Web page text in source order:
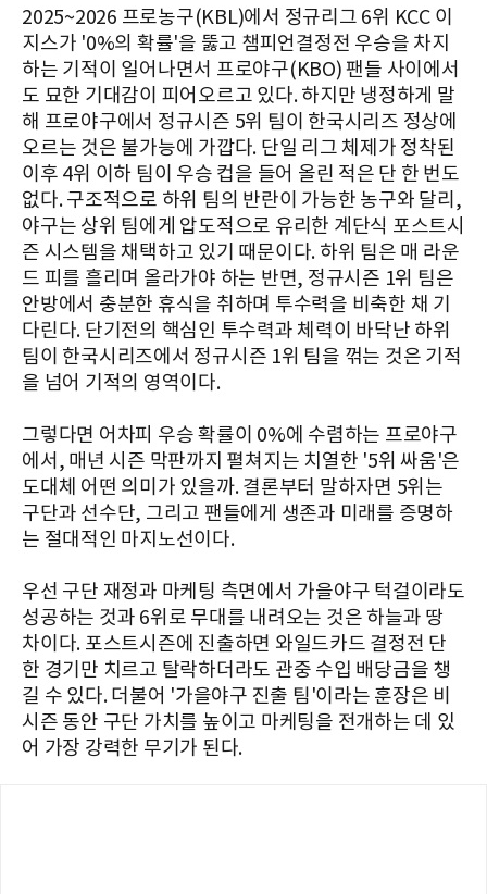
2025~2026 프로농구(KBL)에서 정규리그 6위 KCC 이
지스가 '0%의 확률'을 뚫고 챔피언결정전 우승을 차지
하는 기적이 일어나면서 프로야구(KBO) 팬들 사이에서
도 묘한 기대감이 피어오르고 있다. 하지만 냉정하게 말
해 프로야구에서 정규시즌 5위 팀이 한국시리즈 정상에
오르는 것은 불가능에 가깝다. 단일 리그 체제가 정착된
이후 4위 이하 팀이 우승 컵을 들어 올린 적은 단 한 번도
없다. 구조적으로 하위 팀의 반란이 가능한 농구와 달리,
야구는 상위 팀에게 압도적으로 유리한 계단식 포스트시
즌 시스템을 채택하고 있기 때문이다. 하위 팀은 매 라운
드 피를 흘리며 올라가야 하는 반면, 정규시즌 1위 팀은
안방에서 충분한 휴식을 취하며 투수력을 비축한 채 기
다린다. 단기전의 핵심인 투수력과 체력이 바닥난 하위
팀이 한국시리즈에서 정규시즌 1위 팀을 꺾는 것은 기적
을 넘어 기적의 영역이다.
그렇다면 어차피 우승 확률이 0%에 수렴하는 프로야구
에서, 매년 시즌 막판까지 펼쳐지는 치열한 '5위 싸움'은
도대체 어떤 의미가 있을까. 결론부터 말하자면 5위는
구단과 선수단, 그리고 팬들에게 생존과 미래를 증명하
는 절대적인 마지노선이다.
우선 구단 재정과 마케팅 측면에서 가을야구 턱걸이라도
성공하는 것과 6위로 무대를 내려오는 것은 하늘과 땅
차이다. 포스트시즌에 진출하면 와일드카드 결정전 단
한 경기만 치르고 탈락하더라도 관중 수입 배당금을 챙
길 수 있다. 더불어 '가을야구 진출 팀'이라는 훈장은 비
시즌 동안 구단 가치를 높이고 마케팅을 전개하는 데 있
어 가장 강력한 무기가 된다.